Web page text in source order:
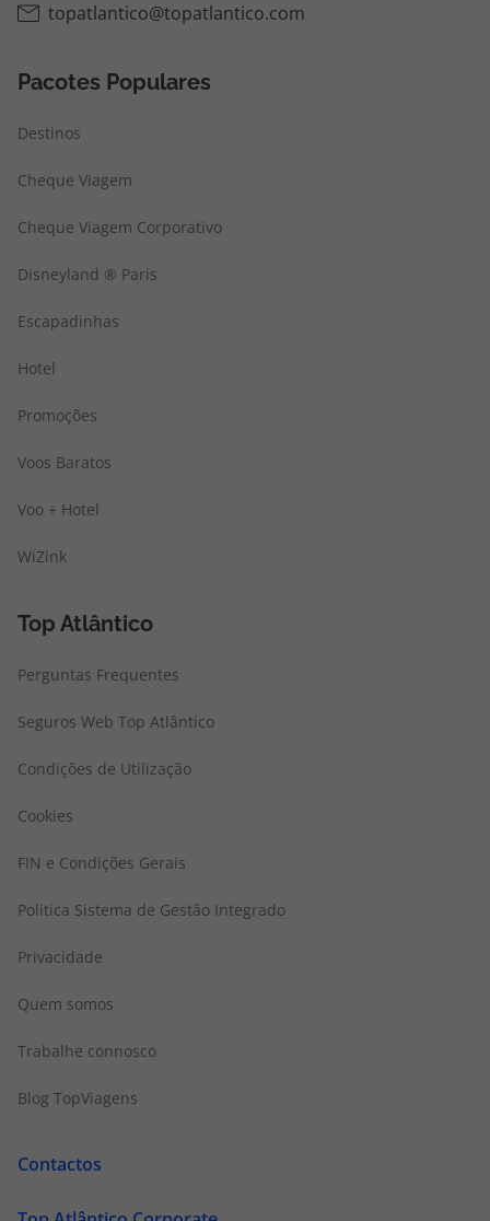
topatlantico@topatlantico.com
Pacotes Populares
Destinos
Cheque Viagem
Cheque Viagem Corporativo
Disneyland ® Paris
Escapadinhas
Hotel
Promoções
Voos Baratos
Voo + Hotel
WiZink
Top Atlântico
Perguntas Frequentes
Seguros Web Top Atlântico
Condições de Utilização
Cookies
FIN e Condições Gerais
Politica Sistema de Gestão Integrado
Privacidade
Quem somos
Trabalhe connosco
Blog TopViagens
Contactos